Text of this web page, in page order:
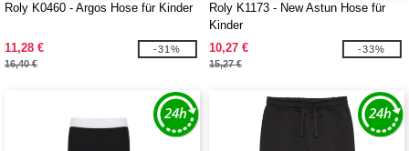
Roly K0460 - Argos Hose für Kinder
11,28 €
16,40 €
-31%
Roly K1173 - New Astun Hose für
Kinder
10,27 €
15,27 €
-33%